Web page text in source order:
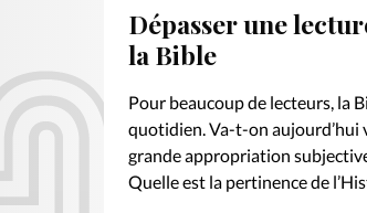
Dépasser une
la Bible
Pour beaucoup de lecteurs, la
quotidien. Va-t-on aujourd’hui
grande appropriation
Quelle est la pertinence de